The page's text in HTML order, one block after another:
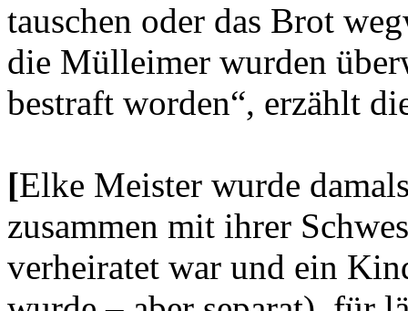
tauschen oder das Brot
die Mülleimer wurden
bestraft worden“, erzählt
[Elke Meister wurde
zusammen mit ihrer
verheiratet war und ein